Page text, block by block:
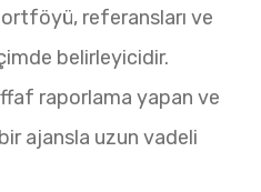
referansları ve
belirleyicidir.
raporlama yapan ve
ajansla uzun vadeli